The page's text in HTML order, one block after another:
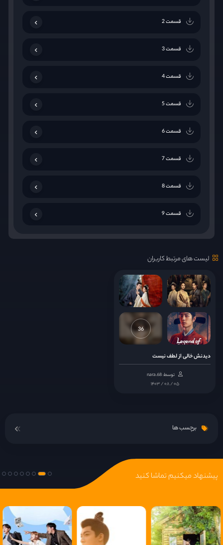
قسمت 2
قسمت 3
قسمت 4
قسمت 5
قسمت 6
قسمت 7
قسمت 8
قسمت 9
قسمت 10
قسمت 12
لیست های مرتبط کاربران
36
دیدنش خالی از لطف نیست
توسط: nara.68
۱۴۰۳ / ۰۸ / ۰۵
برچسب ها
پیشنهاد میکنیم تماشا کنید